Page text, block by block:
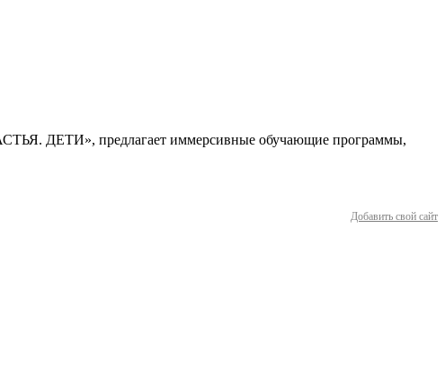
ДЕТИ», предлагает иммерсивные обучающие программы,
Добавить свой сайт